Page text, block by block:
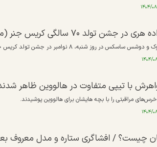
کریس جنر (مادر کارداشیان‌ها) شرکت کردند
۸ نوامبر در جشن تولد کریس جنر در بورلی هیلز شرکت کردند.
با تیپی متفاوت در هالووین ظاهر
مراقبتی را با بچه هایشان برای هالووین پوشیدند.
چیست؟ / افشاگری ستاره و مدل معروف بعد از